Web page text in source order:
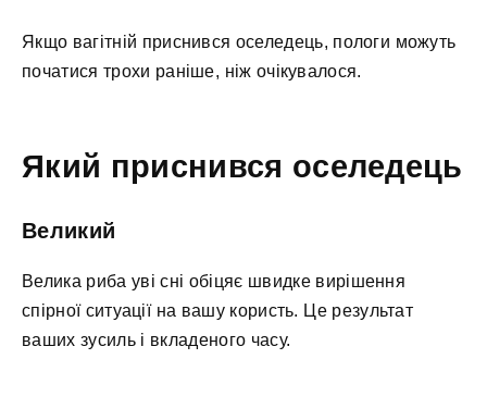
Якщо вагітній приснився оселедець, пологи можуть
початися трохи раніше, ніж очікувалося.
Який приснився оселедець
Великий
Велика риба уві сні обіцяє швидке вирішення
спірної ситуації на вашу користь. Це результат
ваших зусиль і вкладеного часу.